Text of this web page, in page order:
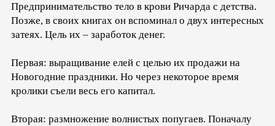
Предпринимательство тело в крови Ричарда с детства.
Позже, в своих книгах он вспоминал о двух интересных
затеях. Цель их – заработок денег.
Первая: выращивание елей с целью их продажи на
Новогодние праздники. Но через некоторое время
кролики съели весь его капитал.
Вторая: размножение волнистых попугаев. Поначалу